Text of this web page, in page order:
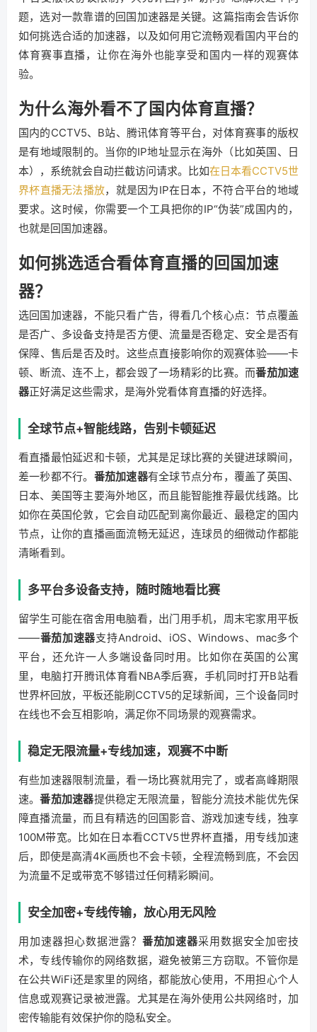
题，选对一款靠谱的回国加速器是关键。这篇指南会告诉你
如何挑选合适的加速器，以及如何用它流畅观看国内平台的
体育赛事直播，让你在海外也能享受和国内一样的观赛体
验。
为什么海外看不了国内体育直播？
国内的CCTV5、B站、腾讯体育等平台，对体育赛事的版权
是有地域限制的。当你的IP地址显示在海外（比如英国、日
本），系统就会自动拦截访问请求。比如在日本看CCTV5世
界杯直播无法播放，就是因为IP在日本，不符合平台的地域
要求。这时候，你需要一个工具把你的IP“伪装”成国内的，
也就是回国加速器。
如何挑选适合看体育直播的回国加速
器？
选回国加速器，不能只看广告，得看几个核心点：节点覆盖
是否广、多设备支持是否方便、流量是否稳定、安全是否有
保障、售后是否及时。这些点直接影响你的观赛体验——卡
顿、断流、连不上，都会毁了一场精彩的比赛。而番茄加速
器正好满足这些需求，是海外党看体育直播的好选择。
全球节点+智能线路，告别卡顿延迟
看直播最怕延迟和卡顿，尤其是足球比赛的关键进球瞬间，
差一秒都不行。 番茄加速器有全球节点分布，覆盖了英国、
日本、美国等主要海外地区，而且能智能推荐最优线路。比
如你在英国伦敦，它会自动匹配到离你最近、最稳定的国内
节点，让你的直播画面流畅无延迟，连球员的细微动作都能
清晰看到。
多平台多设备支持，随时随地看比赛
留学生可能在宿舍用电脑看，出门用手机，周末宅家用平板
——番茄加速器支持Android、iOS、Windows、mac多个
平台，还允许一人多端设备同时用。比如你在英国的公寓
里，电脑打开腾讯体育看NBA季后赛，手机同时打开B站看
世界杯回放，平板还能刷CCTV5的足球新闻，三个设备同时
在线也不会互相影响，满足你不同场景的观赛需求。
稳定无限流量+专线加速，观赛不中断
有些加速器限制流量，看一场比赛就用完了，或者高峰期限
速。番茄加速器提供稳定无限流量，智能分流技术能优先保
障直播流量，而且有精选的回国影音、游戏加速专线，独享
100M带宽。比如在日本看CCTV5世界杯直播，用专线加速
后，即使是高清4K画质也不会卡顿，全程流畅到底，不会因
为流量不足或带宽不够错过任何精彩瞬间。
安全加密+专线传输，放心用无风险
用加速器担心数据泄露？ 番茄加速器采用数据安全加密技
术，专线传输你的网络数据，避免被第三方窃取。不管你是
在公共WiFi还是家里的网络，都能放心使用，不用担心个人
信息或观赛记录被泄露。尤其是在海外使用公共网络时，加
密传输能有效保护你的隐私安全。